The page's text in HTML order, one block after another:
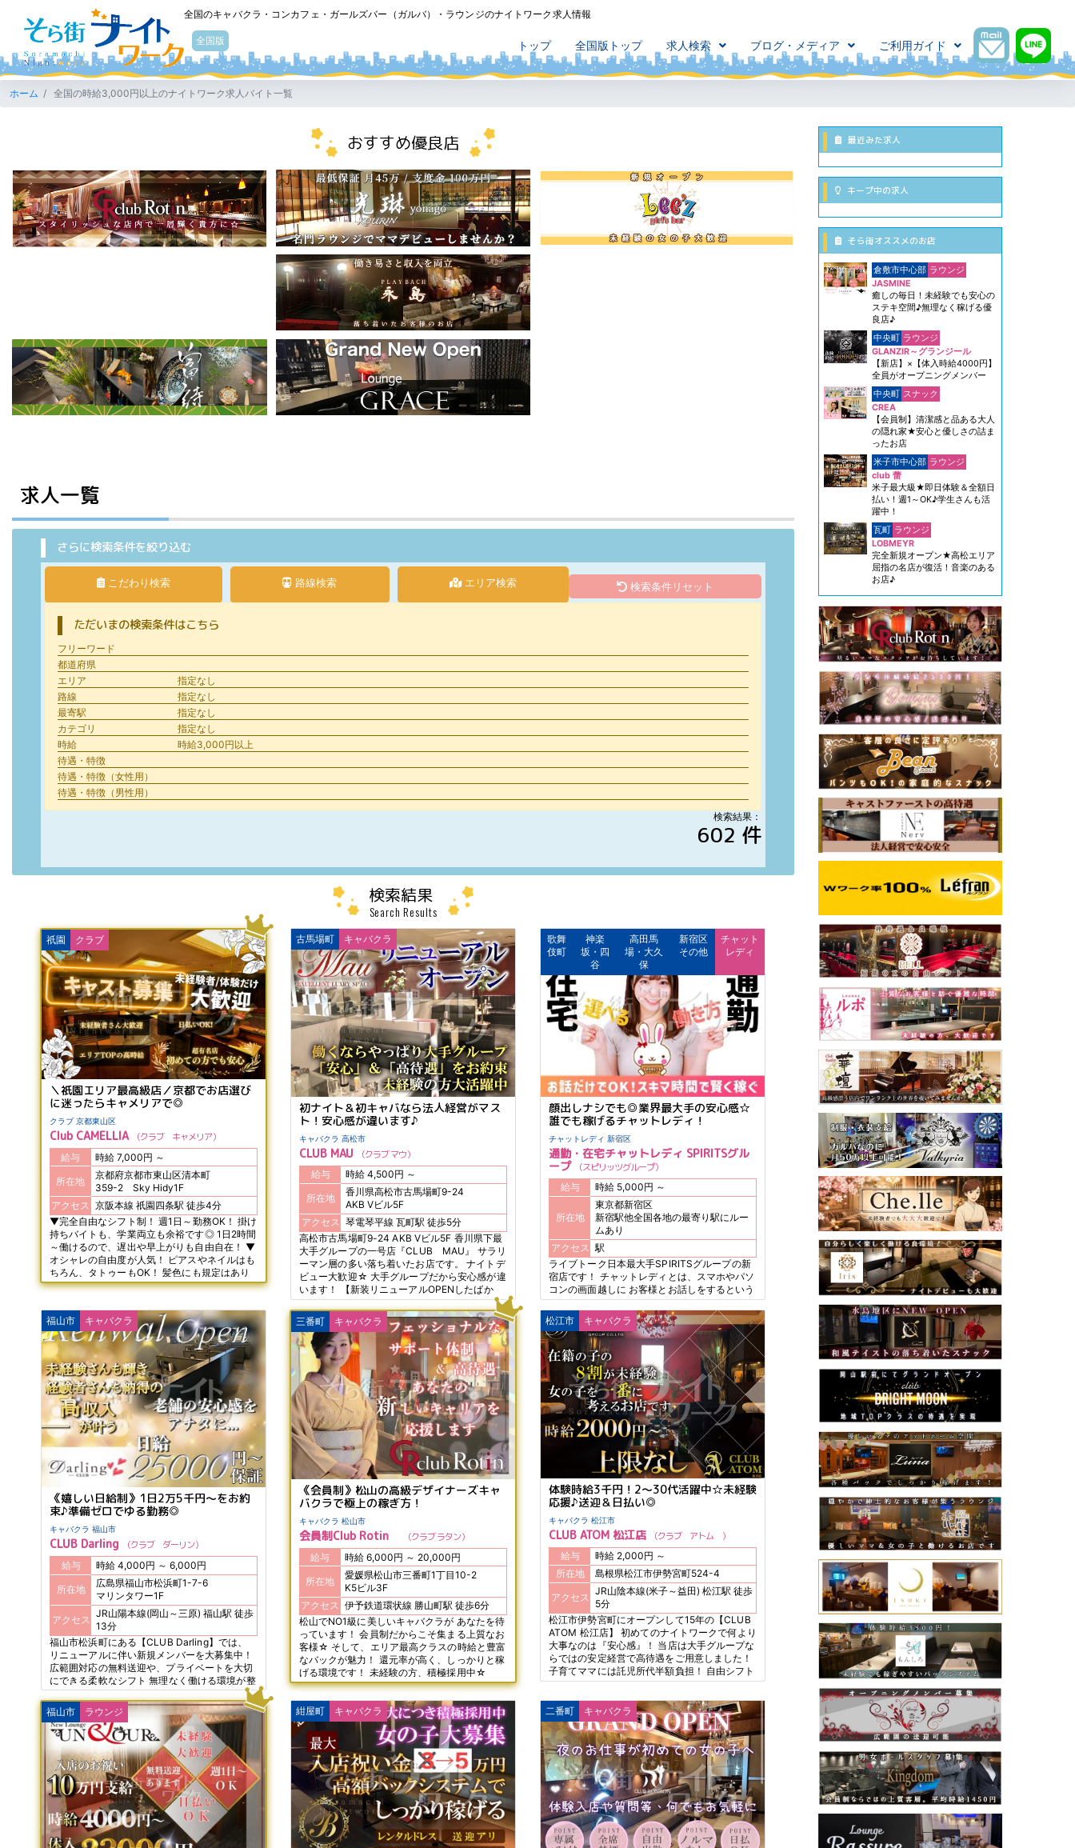
そら街ナイトワーク
全国のキャバクラ・コンカフェ・ガールズバー（ガルバ）・ラウンジのナイトワーク求人情報
全国版 トップ 全国版トップ 求人検索 ブログ・メディア ご利用ガイド
ホーム 全国の時給3,000円以上のナイトワーク求人バイト一覧
おすすめ優良店
求人一覧
さらに検索条件を絞り込む
こだわり検索 路線検索 エリア検索 検索条件リセット
ただいまの検索条件はこちら
フリーワード
都道府県
エリア
指定なし
路線
指定なし
最寄駅
指定なし
カテゴリ
指定なし
時給
時給3,000円以上
待遇・特徴
待遇・特徴（女性用）
待遇・特徴（男性用）
検索結果：
602 件
検索結果
Search Results
祇園 クラブ
＼祇園エリア最高級店／京都でお店選び
に迷ったらキャメリアで◎
クラブ 京都東山区
Club CAMELLIA クラブ キャメリア
給与 時給 7,000円 ～
所在地
京都府京都市東山区清本町
359-2 Sky Hidy1F
アクセス
京阪本線 祇園四条駅 徒歩4分
▼完全自由なシフト制！ 週1日～勤務OK！ 掛け
持ちバイトも、学業両立も余裕です◎ 1日2時間
～働けるので、遅出や早上がりも自由自在！ ▼
オシャレの自由度が人気！ ピアスやネイルはも
ちろん、タトゥーもOK！ 髪色にも規定はあり
ません♪ 働く時のドレスやヒールのレンタルも
☆ ▼こんな悩みありませんか？ ・終電が早い
・働きたいけど家が遠い 心配ご無用！ ＼当店は
【完全送迎無料】です♪／ 終電後も安心して働
ける環境☆ 大阪方面や滋賀方面など、京都以外
にお住まいの方も対応します！ ＊＊ まずは気軽
に応募から ＊＊ どんなお店か少しでも気になっ
た方はぜひ体験に来てね！ 体験も高時給で実施
しているので 単発でもしっかり稼げちゃいま
す！ たくさんのご応募お待ちしております♪
古馬場町 キャバクラ
初ナイト＆初キャバなら法人経営がマス
ト！安心感が違います♪
キャバクラ 高松市
CLUB MAU クラブ マウ
給与 時給 4,500円 ～
所在地
香川県高松市古馬場町9-24
AKB Vビル5F
アクセス
琴電琴平線 瓦町駅 徒歩5分
高松市古馬場町9-24 AKB Vビル5F 香川県下最
大手グループの一号店『CLUB MAU』 サラリ
ーマン層の多い落ち着いたお店です。 ナイトデ
ビュー大歓迎☆ 大手グループだから安心感が違
います！ 【新装リニューアルOPENしたばか
り】 しっかりと納税し許可に基づいた安心安全
経営！ 報酬支払いの約束事は必ず守ります！
未経験さん、学生さん、OLさんも、空き時間を
活用して自由にノビノビ活躍中♪ 短期でお試し
希望もOK☆日払い◎
歌舞
伎町
神楽
坂・四
谷
高田馬
場・大久
保
新宿区
その他
チャット
レディ
顔出しナシでも◎業界最大手の安心感☆
誰でも稼げるチャットレディ！
チャットレディ 新宿区
通勤・在宅チャットレディ SPIRITSグル
ープ
スピリッツグループ
給与 時給 5,000円 ～
所在地
東京都新宿区
新宿駅他全国各地の最寄り駅にルー
ムあり
アクセス 駅
ライブトーク日本最大手SPIRITSグループの新
宿店です！ チャットレディとは、スマホやパソ
コンの画面越しに お客様とお話しをするという
簡単なお仕事です！ 未経験の女の子大歓迎♪ 女
性スタッフによる24時間体制の丁寧なサポート
で 誰でもスムーズにスタートができるのが安心
POINT！ 日払い可能なのでお財布がピンチの時
も 欲しいものをガマンしない生活がGETできち
ゃいますよ♪
福山市 キャバクラ
《嬉しい日給制》1日2万5千円～をお約
束♪準備ゼロでゆる勤務◎
キャバクラ 福山市
CLUB Darling クラブ ダーリン
給与 時給 4,000円 ～ 6,000円
所在地
広島県福山市松浜町1-7-6
マリンタワー1F
アクセス
JR山陽本線(岡山～三原) 福山駅 徒歩
13分
福山市松浜町にある【CLUB Darling】では、
リニューアルに伴い新規メンバーを大募集中！
広範囲対応の無料送迎や、プライベートを大切
にできる柔軟なシフト 無理なく働ける環境が整
っています。 さらに、業界トップクラスの高バ
ック還元率を誇り、頑張りさんも納得のシステ
ムです♪ もちろん、ノルマや罰金、待機カット
など、 女性がストレスを感じることは一切な
し！ さらに、10万円相当のドレスや靴、 ワン
ピースをプレゼントする豪華な特典もご用意。
初めての方でも頼りになる黒服スタッフがしっ
かりサポートします！ 安心してお仕事をスター
トできます♪ 老舗ならではの安定感と安心感、
そして働きやすさを兼ね備えた 【CLUB
Darling】で、ぜひ新しい一歩を踏み出してくだ
さい！
三番町 キャバクラ
《会員制》松山の高級デザイナーズキャ
バクラで極上の稼ぎ方！
キャバクラ 松山市
会員制Club Rotin クラブ ラタン
給与 時給 6,000円 ～ 20,000円
所在地
愛媛県松山市三番町1丁目10-2
K5ビル3F
アクセス
伊予鉄道環状線 勝山町駅 徒歩6分
松山でNO1級に美しいキャバクラが あなたを待
っています！ 会員制だからこそ集まる上質なお
客様☆ そして、エリア最高クラスの時給と豊富
なバックが魅力！ 還元率が高く、しっかりと稼
げる環境です！ 未経験の方、積極採用中☆
松江市 キャバクラ
体験時給3千円！2～30代活躍中☆未経験
応援♪送迎＆日払い◎
キャバクラ 松江市
CLUB ATOM 松江店 クラブ アトム
給与
時給 2,000円 ～
所在地
島根県松江市伊勢宮町524-4
アクセス
JR山陰本線(米子～益田) 松江駅 徒歩
5分
松江市伊勢宮町にオープンして15年の【CLUB
ATOM 松江店】 初めてのナイトワークで何より
大事なのは『安心感』！ 当店は大手グループな
らではの安定経営で高待遇をご用意しました！
子育てママには託児所代半額負担！ 自由シフト
でOLさんも学生さんも働きやすさ抜群！ 各種
福山市
ラウンジ 紺屋町 キャバクラ 二番町 キャバクラ
最近みた求人
キープ中の求人
そら街オススメのお店
倉敷市中心部 ラウンジ
JASMINE
癒しの毎日！未経験でも安心の
ステキ空間♪無理なく稼げる優
良店♪
中央町 ラウンジ
GLANZIR～グランジール
【新店】×【体入時給4000円】
全員がオープニングメンバー
中央町 スナック
CREA
【会員制】清潔感と品ある大人
の隠れ家★安心と優しさの詰ま
ったお店
米子市中心部 ラウンジ
club 蕾
米子最大級★即日体験＆全額日
払い！週1～OK♪学生さんも活
躍中！
瓦町 ラウンジ
LOBMEYR
完全新規オープン★高松エリア
屈指の名店が復活！音楽のある
お店♪